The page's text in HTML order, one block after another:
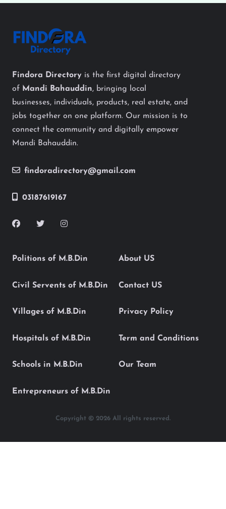
Findora Directory is the first digital directory
of Mandi Bahauddin, bringing local
businesses, individuals, products, real estate, and
jobs together on one platform. Our mission is to
connect the community and digitally empower
Mandi Bahauddin.
findoradirectory@gmail.com
03187619167
Politions of M.B.Din
Civil Servents of M.B.Din
Villages of M.B.Din
Hospitals of M.B.Din
Schools in M.B.Din
Entrepreneurs of M.B.Din
About US
Contact US
Privacy Policy
Term and Conditions
Our Team
Copyright © 2026 All rights reserved.